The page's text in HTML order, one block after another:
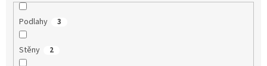
Podlahy 3
Stěny 2